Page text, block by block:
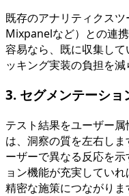
既存のアナリティクス
Mixpanelなど）との連
容易なら、既に収集し
ッキング実装の負担を減
3. セグメンテーショ
テスト結果をユーザー
は、洞察の質を左右し
ーザーで異なる反応を
ョン機能が充実してい
精密な施策につながりま